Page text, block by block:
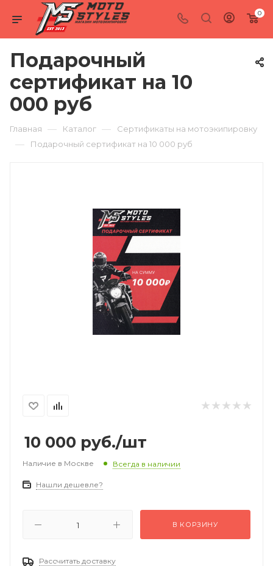
0
Подарочный
сертификат на 10
000 руб
Главная — Каталог — Сертификаты на мотоэкипировку
— Подарочный сертификат на 10 000 руб
10 000 руб./шт
Наличие в Москве Всегда в наличии
Нашли дешевле?
В КОРЗИНУ
Рассчитать доставку